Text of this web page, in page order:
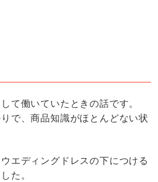
て働いていたときの話です。
で、商品知識がほとんどない状
エディングドレスの下につける
た。